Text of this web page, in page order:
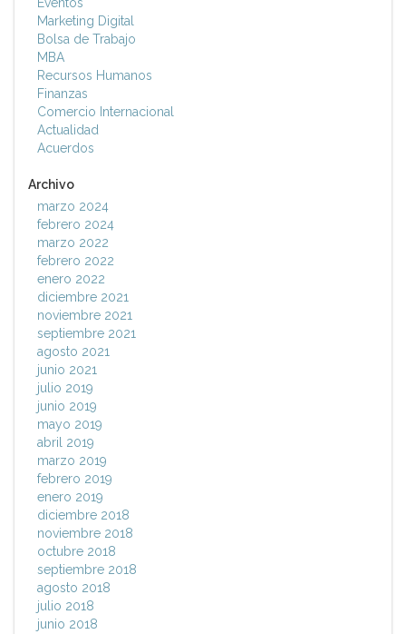
Eventos
Marketing Digital
Bolsa de Trabajo
MBA
Recursos Humanos
Finanzas
Comercio Internacional
Actualidad
Acuerdos
Archivo
marzo 2024
febrero 2024
marzo 2022
febrero 2022
enero 2022
diciembre 2021
noviembre 2021
septiembre 2021
agosto 2021
junio 2021
julio 2019
junio 2019
mayo 2019
abril 2019
marzo 2019
febrero 2019
enero 2019
diciembre 2018
noviembre 2018
octubre 2018
septiembre 2018
agosto 2018
julio 2018
junio 2018